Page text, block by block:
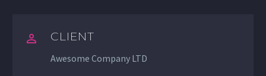
CLIENT
Awesome Company LTD